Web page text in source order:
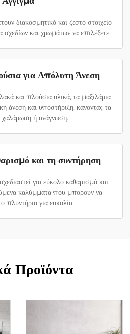
διακοσμητικό και ζεστό στοιχείο
σχεδίων και χρωμάτων να επιλέξετε.
για Απόλυτη Άνεση
και πλούσια υλικά, τα μαξιλάρια
άνεση και υποστήριξη, κάνοντάς τα
χαλάρωση ή ανάγνωση.
και τη συντήρηση
για εύκολο καθαρισμό και
καλύμματα που μπορούν να
πλυντήριο για ευκολία.
Προϊόντα